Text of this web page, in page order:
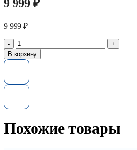
9 999 ₽
9 999 ₽
Количество
товара
Серверный
591553-
460W
Supply
В корзину
Похожие товары